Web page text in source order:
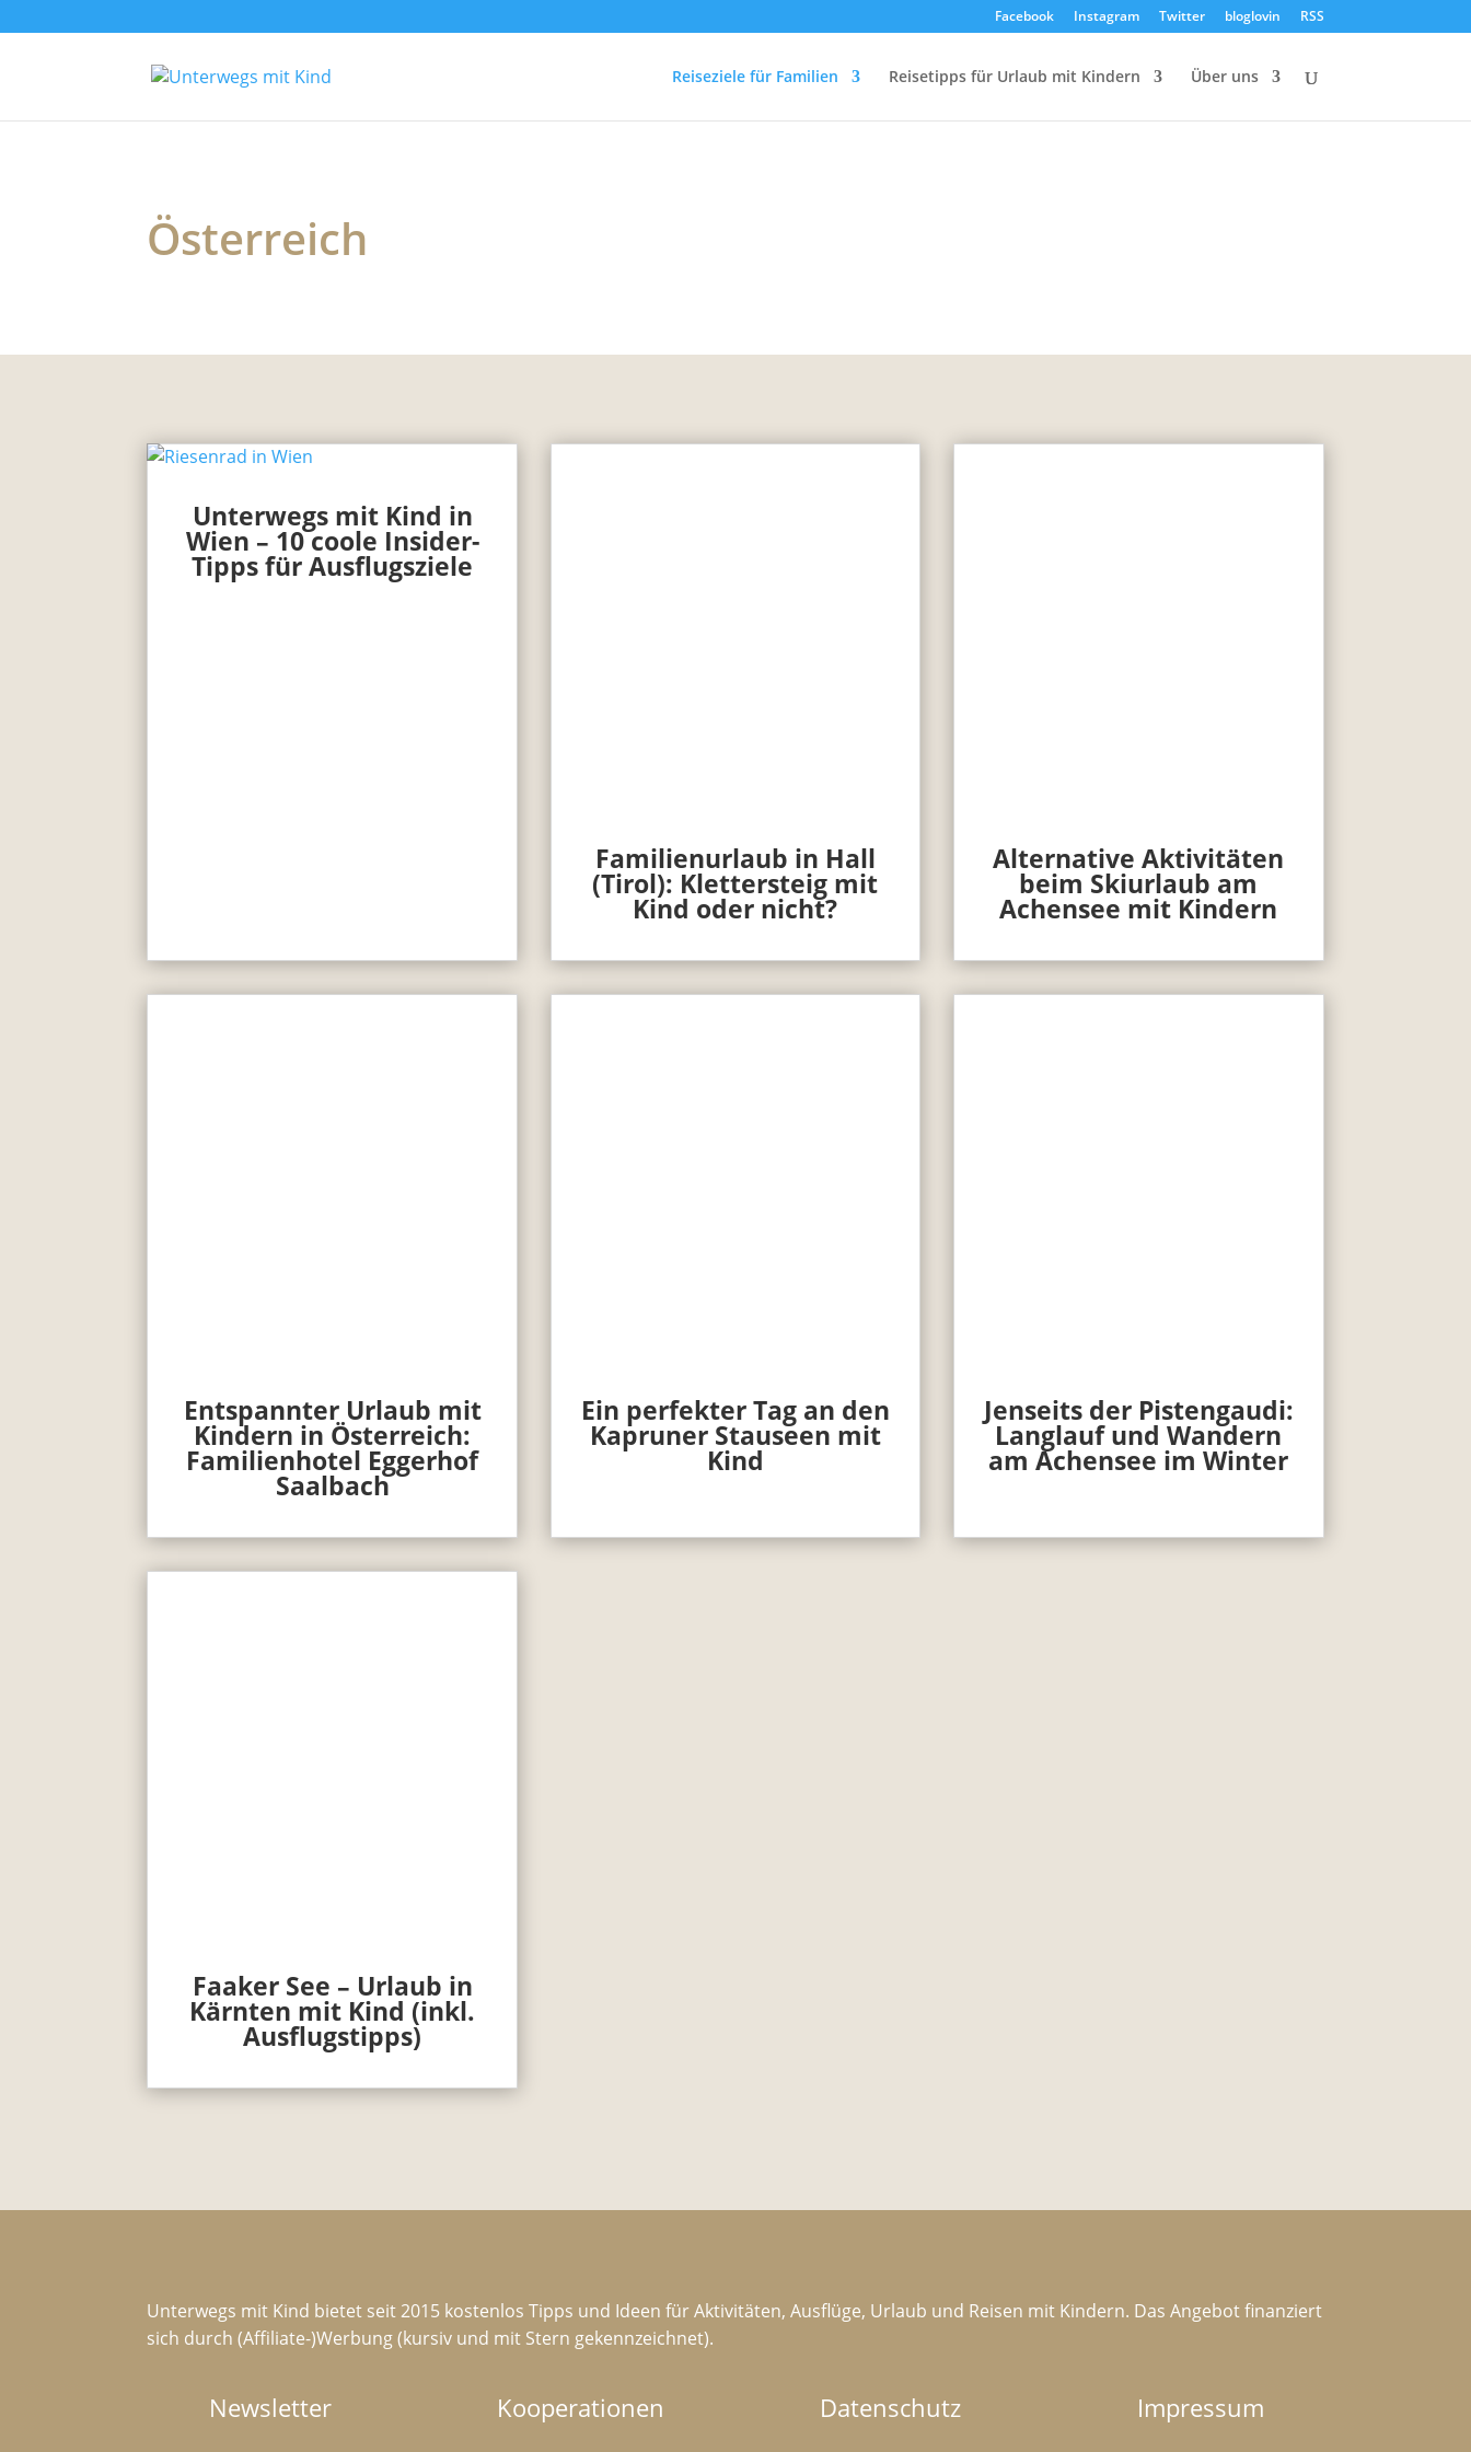
Facebook Instagram Twitter bloglovin RSS
Reiseziele für Familien Reisetipps für Urlaub mit Kindern Über uns
Österreich
Unterwegs mit Kind in
Wien – 10 coole Insider-
Tipps für Ausflugsziele
Familienurlaub in Hall
(Tirol): Klettersteig mit
Kind oder nicht?
Alternative Aktivitäten
beim Skiurlaub am
Achensee mit Kindern
Entspannter Urlaub mit
Kindern in Österreich:
Familienhotel Eggerhof
Saalbach
Ein perfekter Tag an den
Kapruner Stauseen mit
Kind
Jenseits der Pistengaudi:
Langlauf und Wandern
am Achensee im Winter
Faaker See – Urlaub in
Kärnten mit Kind (inkl.
Ausflugstipps)
Unterwegs mit Kind bietet seit 2015 kostenlos Tipps und Ideen für Aktivitäten, Ausflüge, Urlaub und Reisen mit Kindern. Das Angebot finanziert
sich durch (Affiliate-)Werbung (kursiv und mit Stern gekennzeichnet).
Newsletter Kooperationen Datenschutz Impressum